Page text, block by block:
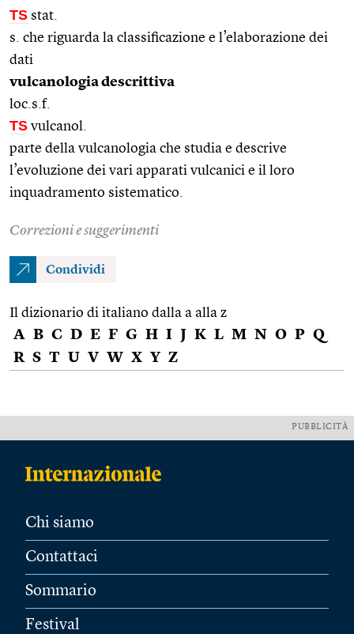
TS stat.
s. che riguarda la classificazione e l’elaborazione dei
dati
vulcanologia descrittiva
loc.s.f.
TS vulcanol.
parte della vulcanologia che studia e descrive
l’evoluzione dei vari apparati vulcanici e il loro
inquadramento sistematico.
Correzioni e suggerimenti
Condividi
Il dizionario di italiano dalla a alla z
A B C D E F G H I J K L M N O P Q
R S T U V W X Y Z
PUBBLICITÀ
Chi siamo
Contattaci
Sommario
Festival